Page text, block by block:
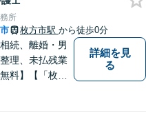
所
枚方市駅 から徒歩0分
続、離婚・男
理、未払残業
料】【「枚方
詳細を見
る